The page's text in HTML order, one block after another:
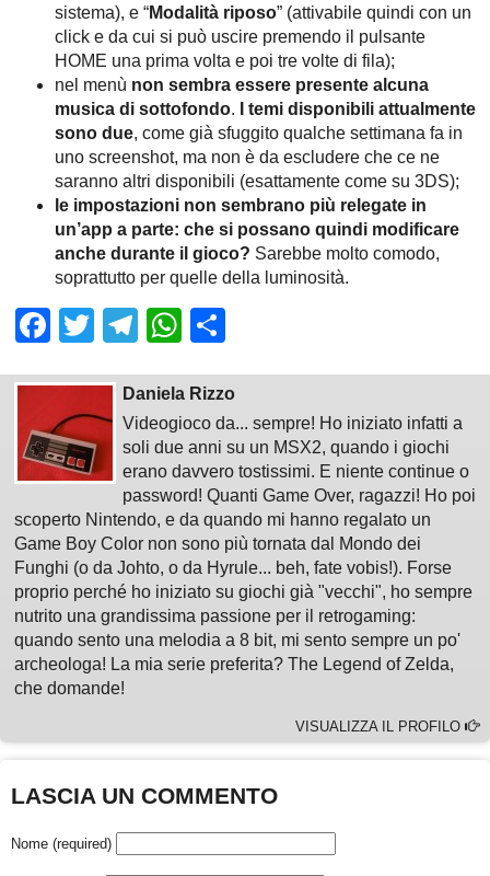
sistema), e “Modalità riposo” (attivabile quindi con un
click e da cui si può uscire premendo il pulsante
HOME una prima volta e poi tre volte di fila);
nel menù non sembra essere presente alcuna
musica di sottofondo.
I temi disponibili attualmente
sono due, come già sfuggito qualche settimana fa in
uno screenshot, ma non è da escludere che ce ne
saranno altri disponibili (esattamente come su 3DS);
le impostazioni non sembrano più relegate in
un’app a parte: che si possano quindi modificare
anche durante il gioco? Sarebbe molto comodo,
soprattutto per quelle della luminosità.
Facebook
TwitterTelegram
WhatsApp
Daniela Rizzo
Videogioco da... sempre! Ho iniziato infatti a
soli due anni su un MSX2, quando i giochi
erano davvero tostissimi. E niente continue o
password! Quanti Game Over, ragazzi! Ho poi
scoperto Nintendo, e da quando mi hanno regalato un
Game Boy Color non sono più tornata dal Mondo dei
Funghi (o da Johto, o da Hyrule... beh, fate vobis!). Forse
proprio perché ho iniziato su giochi già "vecchi", ho sempre
nutrito una grandissima passione per il retrogaming:
quando sento una melodia a 8 bit, mi sento sempre un po'
archeologa! La mia serie preferita? The Legend of Zelda,
che domande!
VISUALIZZA IL PROFILO
LASCIA UN COMMENTO
Nome (required)